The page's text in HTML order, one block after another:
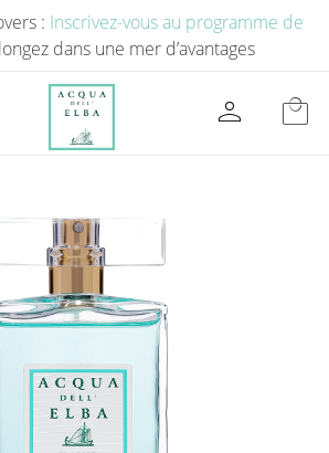
: Inscrivez-vous au programme de
dans une mer d’avantages
person local_mall